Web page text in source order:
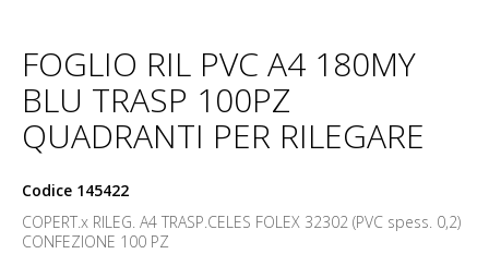
FOGLIO RIL PVC A4 180MY
BLU TRASP 100PZ
QUADRANTI PER RILEGARE
Codice 145422
COPERT.x RILEG. A4 TRASP.CELES FOLEX 32302 (PVC spess. 0,2)
CONFEZIONE 100 PZ